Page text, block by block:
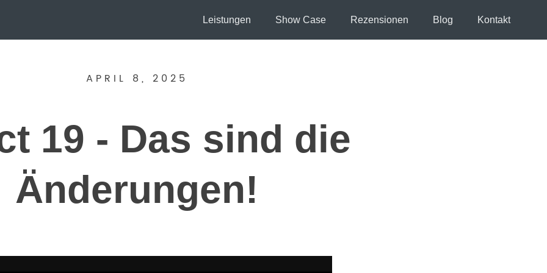
Leistungen Show Case Rezensionen Blog Kontakt
APRIL 8, 2025
19 - Das sind die
Änderungen!